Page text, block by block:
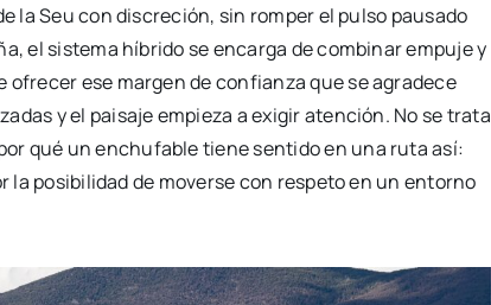
la Seu con discreción, sin romper el pulso pausado
el sistema híbrido se encarga de combinar empuje y
ofrecer ese margen de confianza que se agradece
y el paisaje empieza a exigir atención. No se trata
qué un enchufable tiene sentido en una ruta así:
posibilidad de moverse con respeto en un entorno